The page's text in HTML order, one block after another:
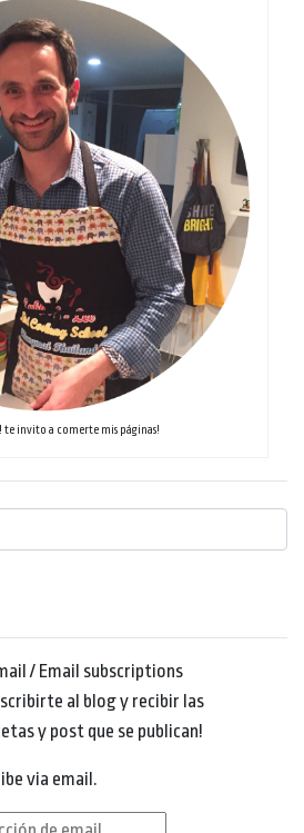
te invito a comerte mis páginas!
/ Email subscriptions
al blog y recibir las
y post que se publican!
via email.